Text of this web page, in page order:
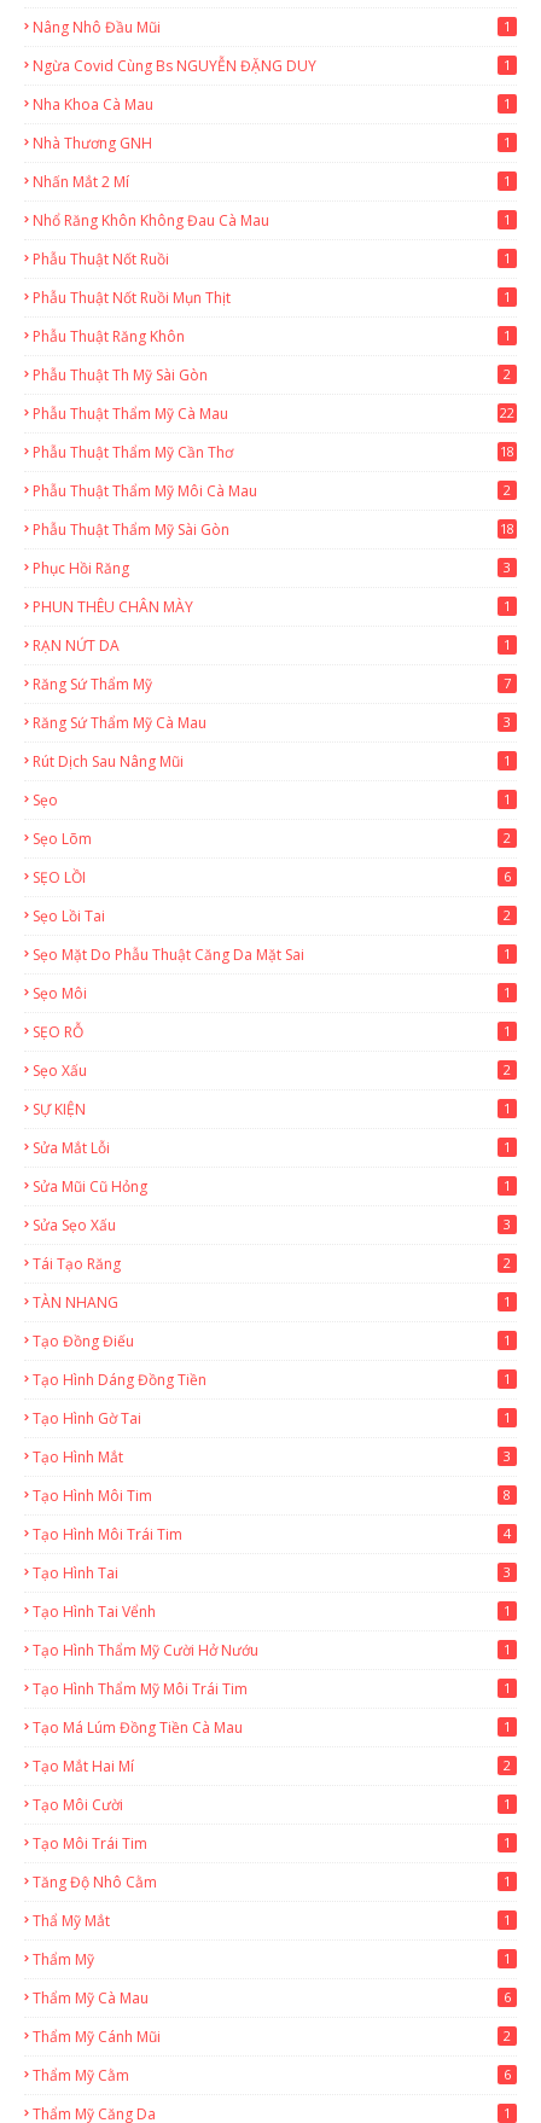
Nâng Nhô Đầu Mũi 1
Ngừa Covid Cùng Bs NGUYỄN ĐẶNG DUY 1
Nha Khoa Cà Mau 1
Nhà Thương GNH 1
Nhấn Mắt 2 Mí 1
Nhổ Răng Khôn Không Đau Cà Mau 1
Phẫu Thuật Nốt Ruồi 1
Phẫu Thuật Nốt Ruồi Mụn Thịt 1
Phẫu Thuật Răng Khôn 1
Phẫu Thuật Th Mỹ Sài Gòn 2
Phẫu Thuật Thẩm Mỹ Cà Mau
22
Phẫu Thuật Thẩm Mỹ Cần Thơ
18
Phẫu Thuật Thẩm Mỹ Môi Cà Mau 2
Phẫu Thuật Thẩm Mỹ Sài Gòn
18
Phục Hồi Răng 3
PHUN THÊU CHÂN MÀY 1
RẠN NỨT DA 1
Răng Sứ Thẩm Mỹ 7
Răng Sứ Thẩm Mỹ Cà Mau 3
Rút Dịch Sau Nâng Mũi 1
Sẹo 1
Sẹo Lõm 2
SẸO LỒI 6
Sẹo Lồi Tai 2
Sẹo Mặt Do Phẫu Thuật Căng Da Mặt Sai 1
Sẹo Môi 1
SẸO RỖ 1
Sẹo Xấu 2
SỰ KIỆN 1
Sửa Mắt Lỗi 1
Sửa Mũi Cũ Hỏng 1
Sửa Sẹo Xấu 3
Tái Tạo Răng 2
TÀN NHANG 1
Tạo Đồng Điếu 1
Tạo Hình Dáng Đồng Tiền 1
Tạo Hình Gờ Tai 1
Tạo Hình Mắt 3
Tạo Hình Môi Tim 8
Tạo Hình Môi Trái Tim 4
Tạo Hình Tai 3
Tạo Hình Tai Vểnh 1
Tạo Hình Thẩm Mỹ Cười Hở Nướu 1
Tạo Hình Thẩm Mỹ Môi Trái Tim 1
Tạo Má Lúm Đồng Tiền Cà Mau 1
Tạo Mắt Hai Mí 2
Tạo Môi Cười 1
Tạo Môi Trái Tim 1
Tăng Độ Nhô Cằm 1
Thẩ Mỹ Mắt 1
Thẩm Mỹ 1
Thẩm Mỹ Cà Mau 6
Thẩm Mỹ Cánh Mũi 2
Thẩm Mỹ Cằm 6
Thẩm Mỹ Căng Da 1